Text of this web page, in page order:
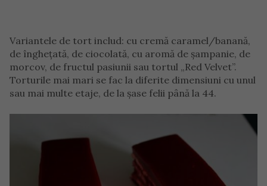
Variantele de tort includ: cu cremă caramel/banană,
de înghețată, de ciocolată, cu aromă de șampanie, de
morcov, de fructul pasiunii sau tortul „Red Velvet”.
Torturile mai mari se fac la diferite dimensiuni cu unul
sau mai multe etaje, de la șase felii până la 44.